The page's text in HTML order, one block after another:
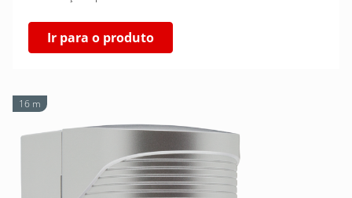
Ir para o produto
16 m